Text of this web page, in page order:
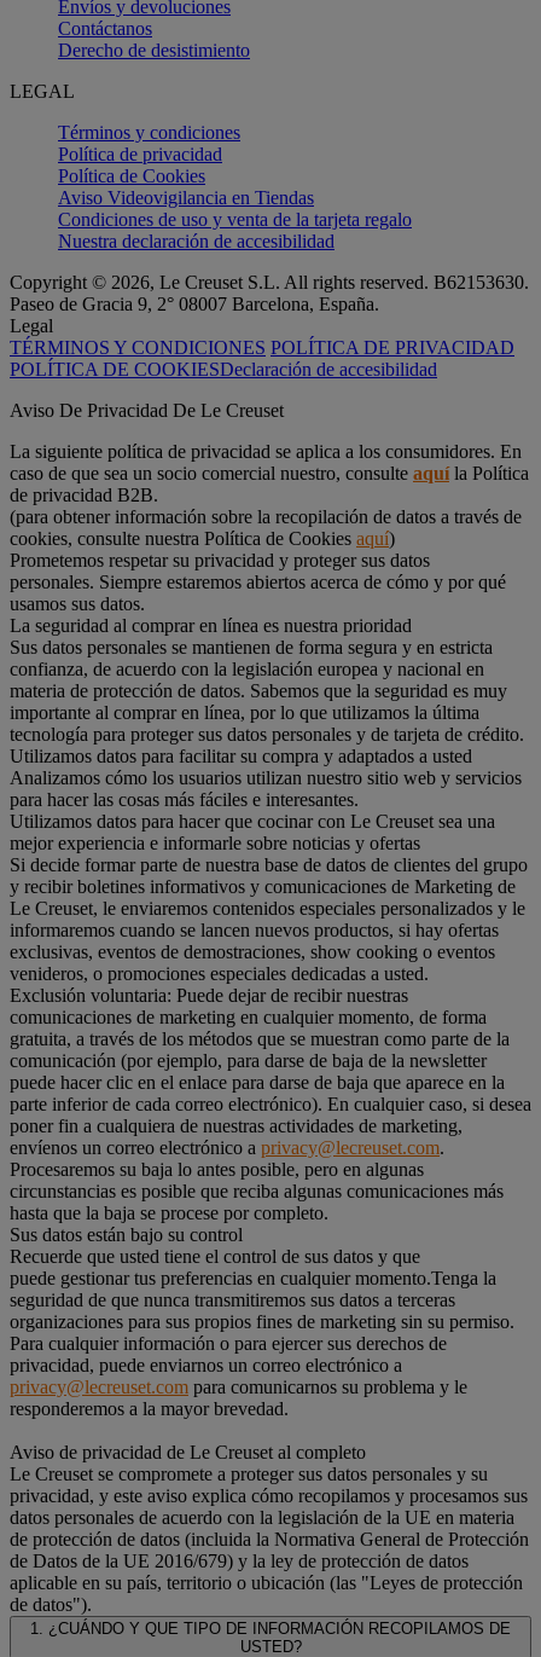
Envíos y devoluciones
Contáctanos
Derecho de desistimiento
LEGAL
Términos y condiciones
Política de privacidad
Política de Cookies
Aviso Videovigilancia en Tiendas
Condiciones de uso y venta de la tarjeta regalo
Nuestra declaración de accesibilidad
Copyright © 2026, Le Creuset S.L. All rights reserved. B62153630.
Paseo de Gracia 9, 2° 08007 Barcelona, España.
Legal
TÉRMINOS Y CONDICIONES POLÍTICA DE PRIVACIDAD
POLÍTICA DE COOKIESDeclaración de accesibilidad
Aviso De Privacidad De Le Creuset
La siguiente política de privacidad se aplica a los consumidores. En
caso de que sea un socio comercial nuestro, consulte aquíla Política
de privacidad B2B.
(para obtener información sobre la recopilación de datos a través de
cookies, consulte nuestra Política de Cookies aquí)
Prometemos respetar su privacidad y proteger sus datos
personales. Siempre estaremos abiertos acerca de cómo y por qué
usamos sus datos.
La seguridad al comprar en línea es nuestra prioridad
Sus datos personales se mantienen de forma segura y en estricta
confianza, de acuerdo con la legislación europea y nacional en
materia de protección de datos. Sabemos que la seguridad es muy
importante al comprar en línea, por lo que utilizamos la última
tecnología para proteger sus datos personales y de tarjeta de crédito.
Utilizamos datos para facilitar su compra y adaptados a usted
Analizamos cómo los usuarios utilizan nuestro sitio web y servicios
para hacer las cosas más fáciles e interesantes.
Utilizamos datos para hacer que cocinar con Le Creuset sea una
mejor experiencia e informarle sobre noticias y ofertas
Si decide formar parte de nuestra base de datos de clientes del grupo
y recibir boletines informativos y comunicaciones de Marketing de
Le Creuset, le enviaremos contenidos especiales personalizados y le
informaremos cuando se lancen nuevos productos, si hay ofertas
exclusivas, eventos de demostraciones, show cooking o eventos
venideros, o promociones especiales dedicadas a usted.
Exclusión voluntaria: Puede dejar de recibir nuestras
comunicaciones de marketing en cualquier momento, de forma
gratuita, a través de los métodos que se muestran como parte de la
comunicación (por ejemplo, para darse de baja de la newsletter
puede hacer clic en el enlace para darse de baja que aparece en la
parte inferior de cada correo electrónico). En cualquier caso, si desea
poner fin a cualquiera de nuestras actividades de marketing,
envíenos un correo electrónico a privacy@lecreuset.com.
Procesaremos su baja lo antes posible, pero en algunas
circunstancias es posible que reciba algunas comunicaciones más
hasta que la baja se procese por completo.
Sus datos están bajo su control
Recuerde que usted tiene el control de sus datos y que
puede gestionar tus preferencias en cualquier momento.Tenga la
seguridad de que nunca transmitiremos sus datos a terceras
organizaciones para sus propios fines de marketing sin su permiso.
Para cualquier información o para ejercer sus derechos de
privacidad, puede enviarnos un correo electrónico a
privacy@lecreuset.com para comunicarnos su problema y le
responderemos a la mayor brevedad.
Aviso de privacidad de Le Creuset al completo
Le Creuset se compromete a proteger sus datos personales y su
privacidad, y este aviso explica cómo recopilamos y procesamos sus
datos personales de acuerdo con la legislación de la UE en materia
de protección de datos (incluida la Normativa General de Protección
de Datos de la UE 2016/679) y la ley de protección de datos
aplicable en su país, territorio o ubicación (las "Leyes de protección
de datos").
1. ¿CUÁNDO Y QUE TIPO DE INFORMACIÓN RECOPILAMOS DE
USTED?